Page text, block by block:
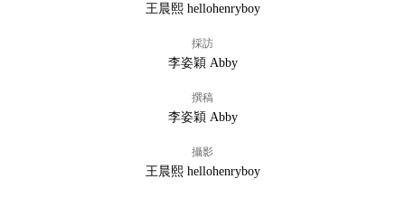
王晨熙 hellohenryboy
採訪
李姿穎 Abby
撰稿
李姿穎 Abby
攝影
王晨熙 hellohenryboy